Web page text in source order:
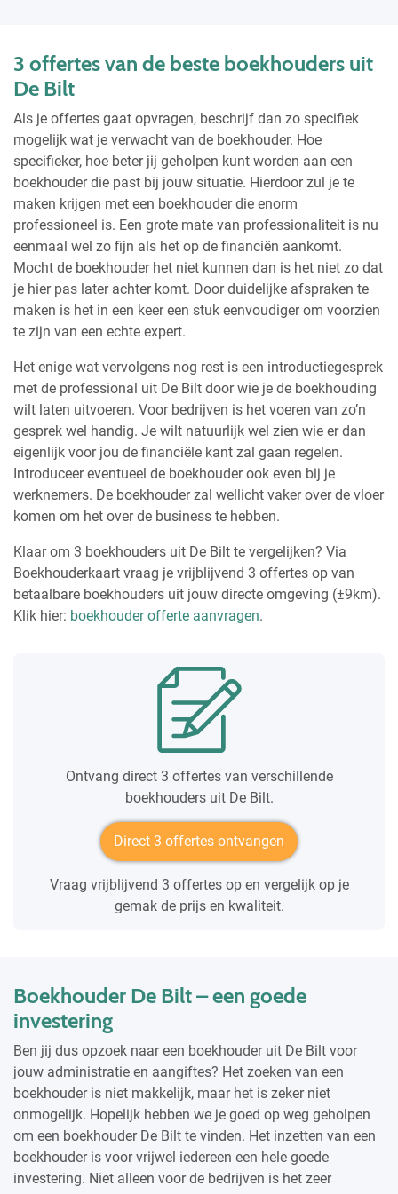
3 offertes van de beste boekhouders uit
De Bilt
Als je offertes gaat opvragen, beschrijf dan zo specifiek
mogelijk wat je verwacht van de boekhouder. Hoe
specifieker, hoe beter jij geholpen kunt worden aan een
boekhouder die past bij jouw situatie. Hierdoor zul je te
maken krijgen met een boekhouder die enorm
professioneel is. Een grote mate van professionaliteit is nu
eenmaal wel zo fijn als het op de financiën aankomt.
Mocht de boekhouder het niet kunnen dan is het niet zo dat
je hier pas later achter komt. Door duidelijke afspraken te
maken is het in een keer een stuk eenvoudiger om voorzien
te zijn van een echte expert.
Het enige wat vervolgens nog rest is een introductiegesprek
met de professional uit De Bilt door wie je de boekhouding
wilt laten uitvoeren. Voor bedrijven is het voeren van zo’n
gesprek wel handig. Je wilt natuurlijk wel zien wie er dan
eigenlijk voor jou de financiële kant zal gaan regelen.
Introduceer eventueel de boekhouder ook even bij je
werknemers. De boekhouder zal wellicht vaker over de vloer
komen om het over de business te hebben.
Klaar om 3 boekhouders uit De Bilt te vergelijken? Via
Boekhouderkaart vraag je vrijblijvend 3 offertes op van
betaalbare boekhouders uit jouw directe omgeving (±9km).
Klik hier: boekhouder offerte aanvragen.
Ontvang direct 3 offertes van verschillende
boekhouders uit De Bilt.
Direct 3 offertes ontvangen
Vraag vrijblijvend 3 offertes op en vergelijk op je
gemak de prijs en kwaliteit.
Boekhouder De Bilt – een goede
investering
Ben jij dus opzoek naar een boekhouder uit De Bilt voor
jouw administratie en aangiftes? Het zoeken van een
boekhouder is niet makkelijk, maar het is zeker niet
onmogelijk. Hopelijk hebben we je goed op weg geholpen
om een boekhouder De Bilt te vinden. Het inzetten van een
boekhouder is voor vrijwel iedereen een hele goede
investering. Niet alleen voor de bedrijven is het zeer